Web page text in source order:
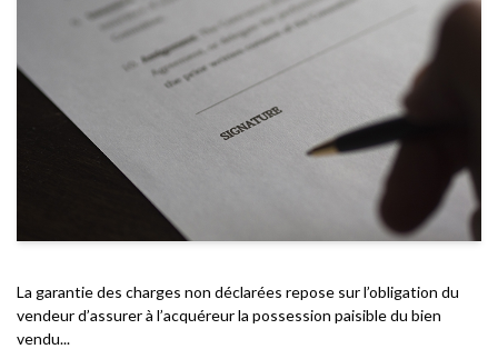
La garantie des charges non déclarées repose sur l’obligation du
vendeur d’assurer à l’acquéreur la possession paisible du bien
vendu...